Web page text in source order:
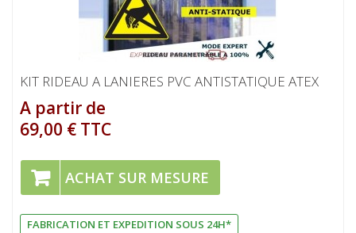
KIT RIDEAU A LANIERES PVC ANTISTATIQUE ATEX
A partir de
69,00 € TTC
ACHAT SUR MESURE
FABRICATION ET EXPEDITION SOUS 24H*